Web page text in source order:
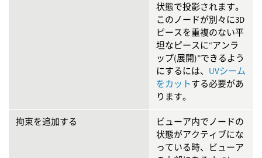
状態で投影されます。
このノードが別々に3D
ピースを重複のない平
坦なピースに“アンラ
ップ(展開)”できるよう
にするには、 UVシーム
をカットする必要があ
ります。
拘束を追加する
ビューア内でノードの
状態がアクティブにな
っている時、ビューア